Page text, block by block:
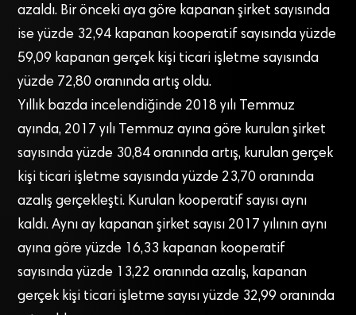
azaldı. Bir önceki aya göre kapanan şirket sayısında
ise yüzde 32,94 kapanan kooperatif sayısında yüzde
59,09 kapanan gerçek kişi ticari işletme sayısında
yüzde 72,80 oranında artış oldu.
Yıllık bazda incelendiğinde 2018 yılı Temmuz
ayında, 2017 yılı Temmuz ayına göre kurulan şirket
sayısında yüzde 30,84 oranında artış, kurulan gerçek
kişi ticari işletme sayısında yüzde 23,70 oranında
azalış gerçekleşti. Kurulan kooperatif sayısı aynı
kaldı. Aynı ay kapanan şirket sayısı 2017 yılının aynı
ayına göre yüzde 16,33 kapanan kooperatif
sayısında yüzde 13,22 oranında azalış, kapanan
gerçek kişi ticari işletme sayısı yüzde 32,99 oranında